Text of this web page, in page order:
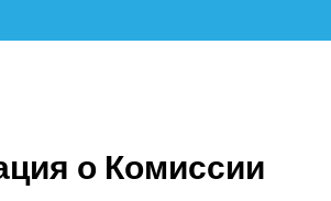
о Комиссии